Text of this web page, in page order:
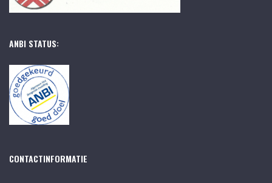
ANBI STATUS:
CONTACTINFORMATIE